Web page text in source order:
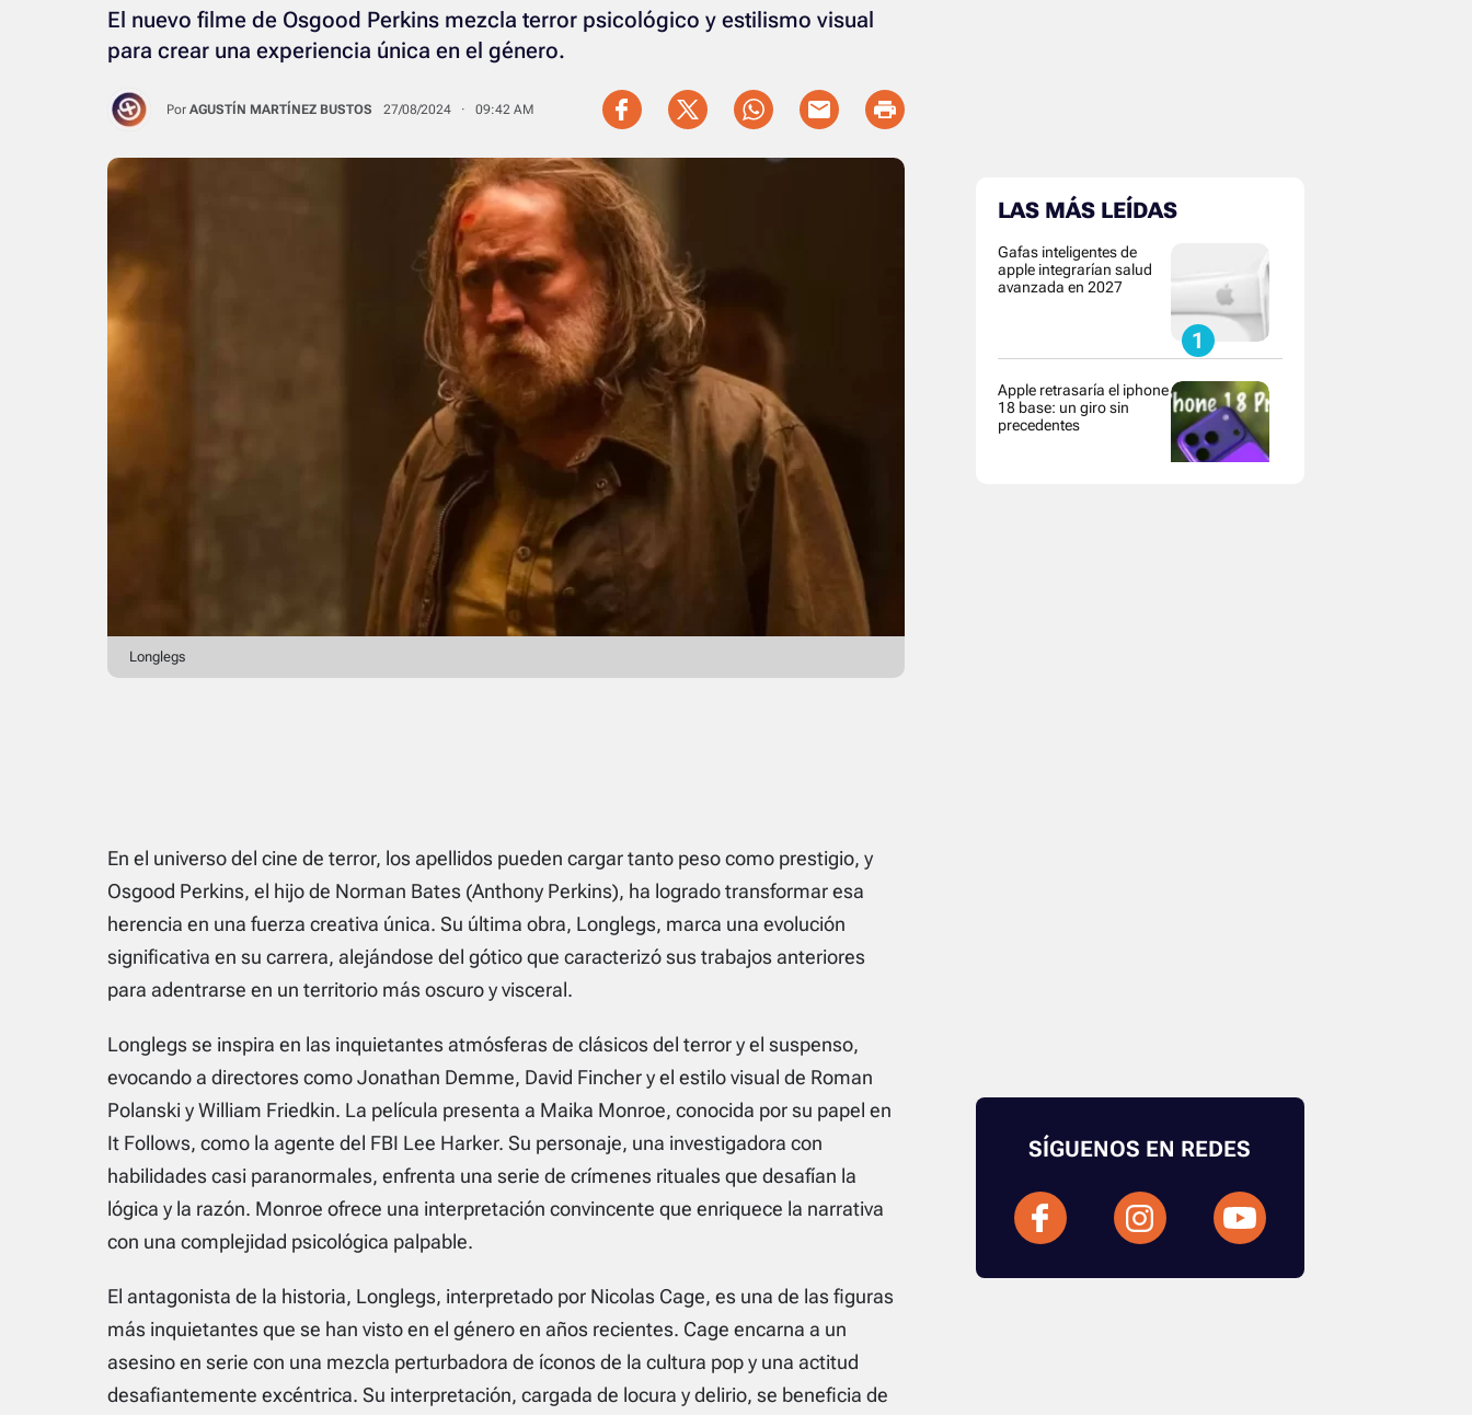
El nuevo filme de Osgood Perkins mezcla terror psicológico y estilismo visual
para crear una experiencia única en el género.
Por AGUSTÍN MARTÍNEZ BUSTOS 27/08/2024 · 09:42 AM
Longlegs
En el universo del cine de terror, los apellidos pueden cargar tanto peso como prestigio, y
Osgood Perkins, el hijo de Norman Bates (Anthony Perkins), ha logrado transformar esa
herencia en una fuerza creativa única. Su última obra, Longlegs, marca una evolución
significativa en su carrera, alejándose del gótico que caracterizó sus trabajos anteriores
para adentrarse en un territorio más oscuro y visceral.
Longlegs se inspira en las inquietantes atmósferas de clásicos del terror y el suspenso,
evocando a directores como Jonathan Demme, David Fincher y el estilo visual de Roman
Polanski y William Friedkin. La película presenta a Maika Monroe, conocida por su papel en
It Follows, como la agente del FBI Lee Harker. Su personaje, una investigadora con
habilidades casi paranormales, enfrenta una serie de crímenes rituales que desafían la
lógica y la razón. Monroe ofrece una interpretación convincente que enriquece la narrativa
con una complejidad psicológica palpable.
El antagonista de la historia, Longlegs, interpretado por Nicolas Cage, es una de las figuras
más inquietantes que se han visto en el género en años recientes. Cage encarna a un
asesino en serie con una mezcla perturbadora de íconos de la cultura pop y una actitud
desafiantemente excéntrica. Su interpretación, cargada de locura y delirio, se beneficia de
LAS MÁS LEÍDAS
Gafas inteligentes de
apple integrarían salud
avanzada en 2027
Apple retrasaría el iphone
18 base: un giro sin
precedentes
SÍGUENOS EN REDES